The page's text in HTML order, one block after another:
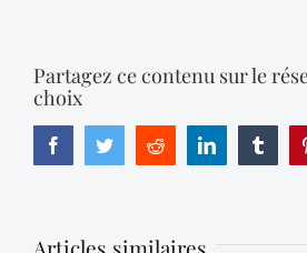
Partagez ce contenu sur le
choix
FacebookTwitterReddit LinkedIn